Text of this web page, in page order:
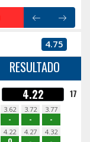
4.75
RESULTADO
4.22 17
3.62
-
3.72
-
3.77
-
4.22 4.27 4.32